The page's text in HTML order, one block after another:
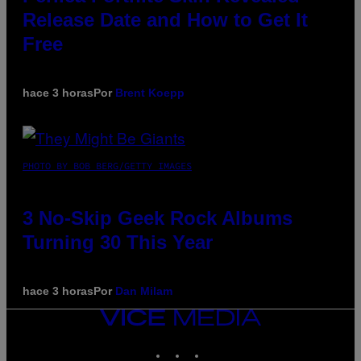
Release Date and How to Get It
Free
hace 3 horasPor Brent Koepp
PHOTO BY BOB BERG/GETTY IMAGES
3 No-Skip Geek Rock Albums
Turning 30 This Year
hace 3 horasPor Dan Milam
VICE
MEDIA